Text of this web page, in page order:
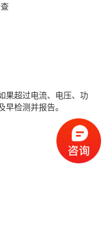
果超过电流、电压、功
检测并报告。